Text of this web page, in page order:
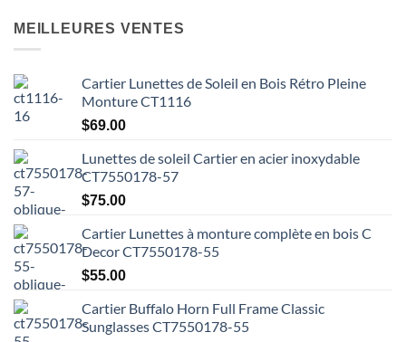
MEILLEURES VENTES
Cartier Lunettes de Soleil en Bois Rétro Pleine
Monture CT1116
$69.00
Lunettes de soleil Cartier en acier inoxydable
CT7550178-57
$75.00
Cartier Lunettes à monture complète en bois C
Decor CT7550178-55
$55.00
Cartier Buffalo Horn Full Frame Classic
Sunglasses CT7550178-55